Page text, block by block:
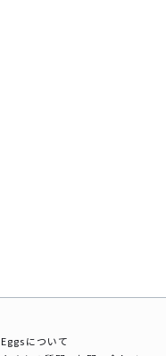
Eggsについて